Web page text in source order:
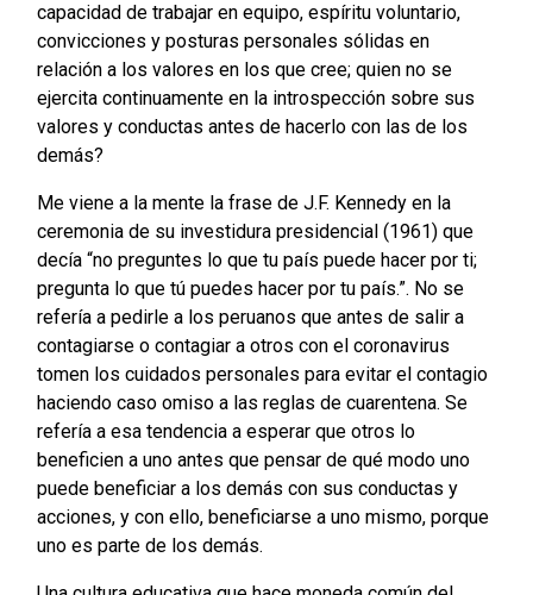
capacidad de trabajar en equipo, espíritu voluntario,
convicciones y posturas personales sólidas en
relación a los valores en los que cree; quien no se
ejercita continuamente en la introspección sobre sus
valores y conductas antes de hacerlo con las de los
demás?
Me viene a la mente la frase de J.F. Kennedy en la
ceremonia de su investidura presidencial (1961) que
decía “no preguntes lo que tu país puede hacer por ti;
pregunta lo que tú puedes hacer por tu país.”. No se
refería a pedirle a los peruanos que antes de salir a
contagiarse o contagiar a otros con el coronavirus
tomen los cuidados personales para evitar el contagio
haciendo caso omiso a las reglas de cuarentena. Se
refería a esa tendencia a esperar que otros lo
beneficien a uno antes que pensar de qué modo uno
puede beneficiar a los demás con sus conductas y
acciones, y con ello, beneficiarse a uno mismo, porque
uno es parte de los demás.